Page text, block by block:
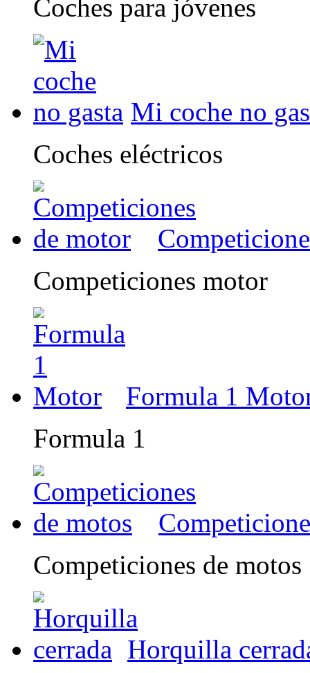
Coches para jóvenes
Mi coche no
Coches eléctricos
Competiciones motor
Formula 1
Formula 1
Competiciones de motos
Horquilla